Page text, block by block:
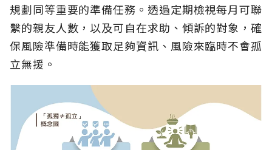
規劃同等重要的準備任務。透過定期檢視每月可聯
繫的親友人數，以及可自在求助、傾訴的對象，確
保風險準備時能獲取足夠資訊、風險來臨時不會孤
立無援。